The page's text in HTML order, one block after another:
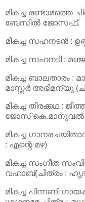
മികച്ച രണ്ടാമത്തെ
ബേസില്‍ ജോസഫ്.
മികച്ച സഹനടന്‍ :
മികച്ച സഹനടി :
മികച്ച ബാലതാരം :
മാസ്റ്റര്‍
മികച്ച തിരക്കഥ :
ജോസ് കെ.മാനുവല്‍
മികച്ച
: എന്റെ മഴ)
മികച്ച സംഗീത
വഹാബ്(ചിത്രം :
മികച്ച പിന്നണി